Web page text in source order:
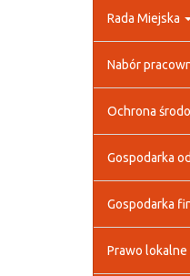
Rada Miejska
Nabór
Ochrona
Gospodarka
Gospodarka
Prawo lokalne